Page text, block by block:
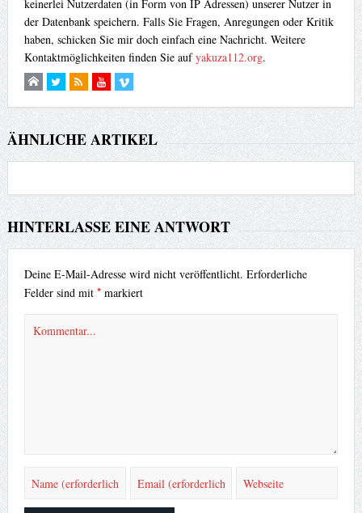
keinerlei Nutzerdaten (in Form von IP Adressen) unserer Nutzer in
der Datenbank speichern. Falls Sie Fragen, Anregungen oder Kritik
haben, schicken Sie mir doch einfach eine Nachricht. Weitere
Kontaktmöglichkeiten finden Sie aufyakuza112.org.
ÄHNLICHE ARTIKEL
HINTERLASSE EINE ANTWORT
Deine E-Mail-Adresse wird nicht veröffentlicht. Erforderliche
Felder sind mit *markiert